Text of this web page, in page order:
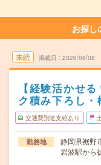
お探し
未読 掲載日 2026/08/08
【経験活かせ
ク積み下ろし
交通費別途支給あり
勤務地
静岡県裾野
岩波駅から